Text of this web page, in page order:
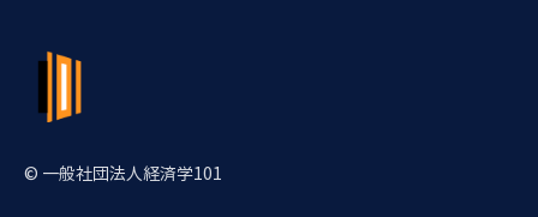
© 一般社団法人経済学101